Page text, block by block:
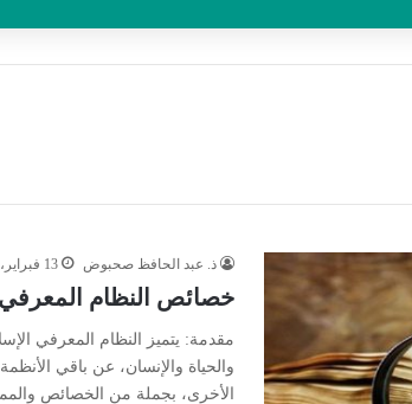
ذ. عبد الحافظ صحبوض 13 فبراير، 2022
خصائص النظام المعرفي
مقدمة: يتميز النظام المعرفي
والحياة والإنسان، عن باقي
الأخرى، بجملة من الخصائص